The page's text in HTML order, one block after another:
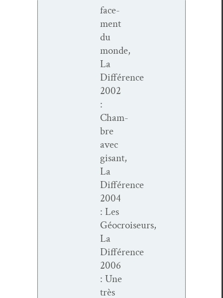
face­
ment
du
monde,
La
Différence
2002
:
Cham­
bre
avec
gisant,
La
Différence
2004
: Les
Géocroiseurs,
La
Différence
2006
: Une
très